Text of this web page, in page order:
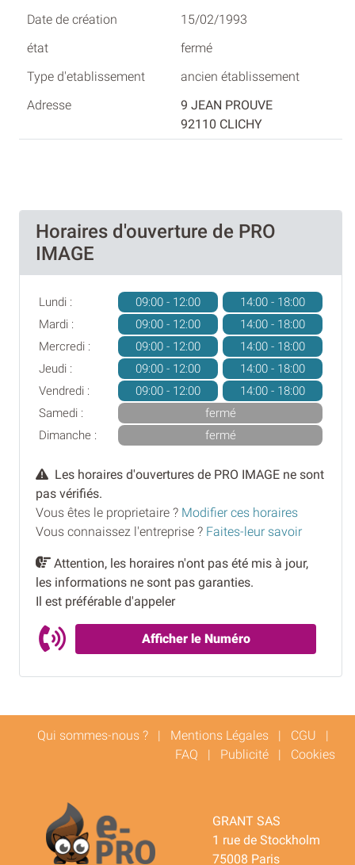
15/02/1993
fermé
ancien établissement
9 JEAN PROUVE
92110 CLICHY
Horaires d'ouverture de PRO
IMAGE
Lundi : 09:00 - 12:00
14:00 - 18:00
Mardi :
09:00 - 12:00
14:00 - 18:00
Mercredi :
09:00 - 12:00
14:00 - 18:00
Jeudi :
09:00 - 12:00
14:00 - 18:00
Vendredi :
09:00 - 12:00
14:00 - 18:00
Samedi :
fermé
Dimanche :
fermé
Les horaires d'ouvertures de PRO IMAGE ne sont
pas vérifiés.
Vous êtes le proprietaire ? Modifier ces horaires
Vous connaissez l'entreprise ? Faites-leur savoir
Attention, les horaires n'ont pas été mis à jour,
les informations ne sont pas garanties.
Il est préférable d'appeler
Afficher le Numéro
Qui sommes-nous ? | Mentions Légales | CGU |
FAQ | Publicité | Cookies
GRANT SAS
1 rue de Stockholm
75008 Paris